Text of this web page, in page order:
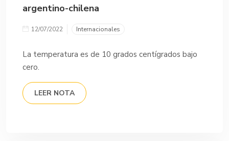
argentino-chilena
12/07/2022 Internacionales
La temperatura es de 10 grados centígrados bajo
cero.
LEER NOTA